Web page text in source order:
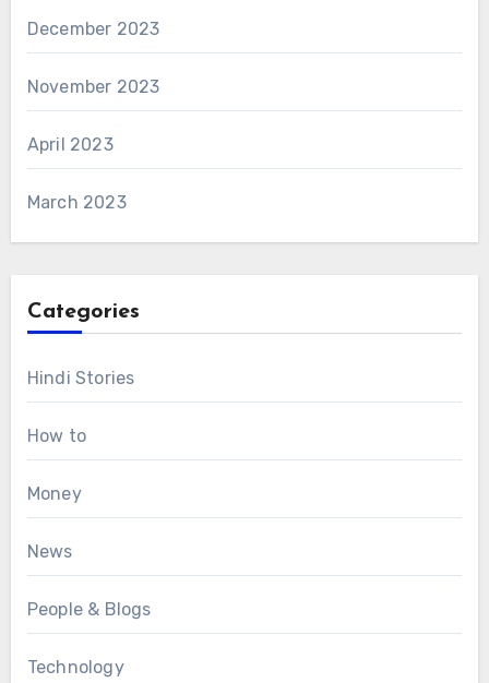
December 2023
November 2023
April 2023
March 2023
Categories
Hindi Stories
How to
Money
News
People & Blogs
Technology